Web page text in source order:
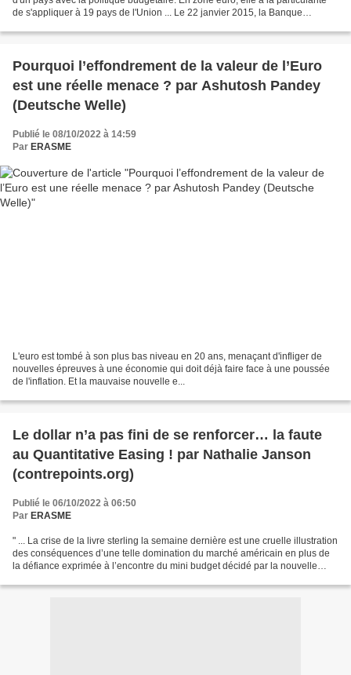
de s'appliquer à 19 pays de l'Union ... Le 22 janvier 2015, la Banque
Pourquoi l’effondrement de la valeur de l’Euro
est une réelle menace ? par Ashutosh Pandey
(Deutsche Welle)
Publié le 08/10/2022 à 14:59
Par ERASME
L'euro est tombé à son plus bas niveau en 20 ans, menaçant d'infliger de
nouvelles épreuves à une économie qui doit déjà faire face à une poussée
de l'inflation. Et la mauvaise nouvelle e...
Le dollar n’a pas fini de se renforcer… la faute
au Quantitative Easing ! par Nathalie Janson
(contrepoints.org)
Publié le 06/10/2022 à 06:50
Par ERASME
" ... La crise de la livre sterling la semaine dernière est une cruelle illustration
des conséquences d’une telle domination du marché américain en plus de
la défiance exprimée à l’encontre du mini budget décidé par la nouvelle